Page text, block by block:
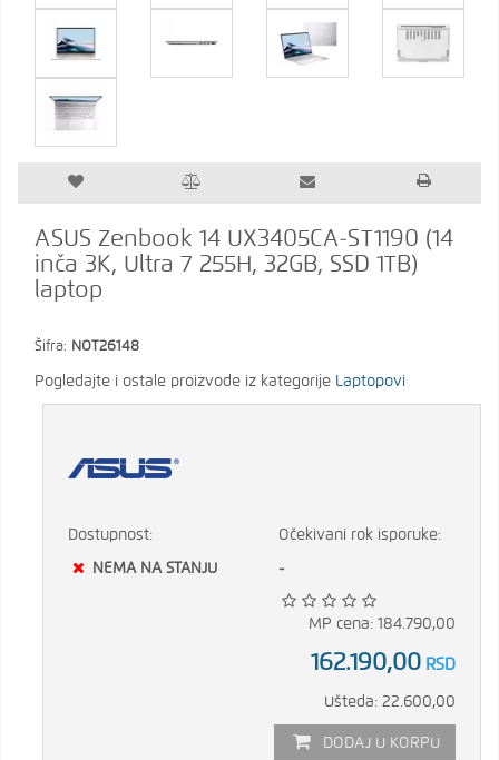
ASUS Zenbook 14 UX3405CA-ST1190 (14
inča 3K, Ultra 7 255H, 32GB, SSD 1TB)
laptop
Šifra: NOT26148
Pogledajte i ostale proizvode iz kategorije Laptopovi
Dostupnost:
NEMA NA STANJU
Očekivani rok isporuke:
-
MP cena: 184.790,00
162.190,00 RSD
Ušteda: 22.600,00
DODAJ U KORPU